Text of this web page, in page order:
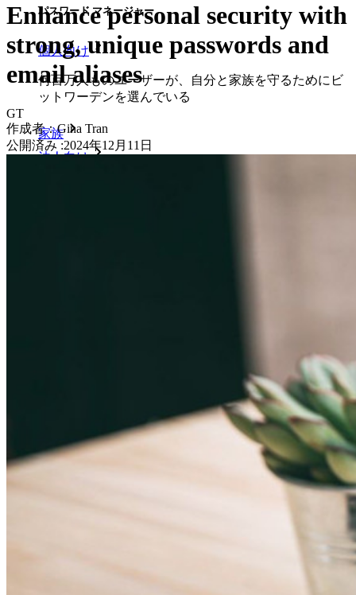
パスワード マネージャー
個人向け
何百万人ものユーザーが、自分と家族を守るためにビ
ットワーデンを選んでいる
家族
法人向け
わずか数行のコードでパスキーの機能などをアンロッ
Enhance personal security with
strong, unique passwords and
email aliases
GT
作成者：Gina Tran
公開済み :2024年12月11日